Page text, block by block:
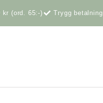
kr (ord. 65:-) Trygg